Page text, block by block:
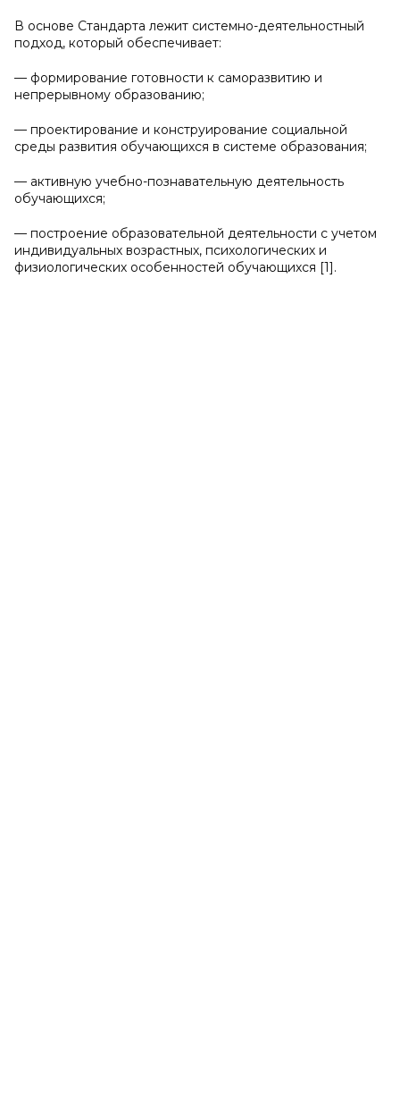
В основе Стандарта лежит системно-деятельностный
подход, который обеспечивает:
— формирование готовности к саморазвитию и
непрерывному образованию;
— проектирование и конструирование социальной
среды развития обучающихся в системе образования;
— активную учебно-познавательную деятельность
обучающихся;
— построение образовательной деятельности с учетом
индивидуальных возрастных, психологических и
физиологических особенностей обучающихся [1].